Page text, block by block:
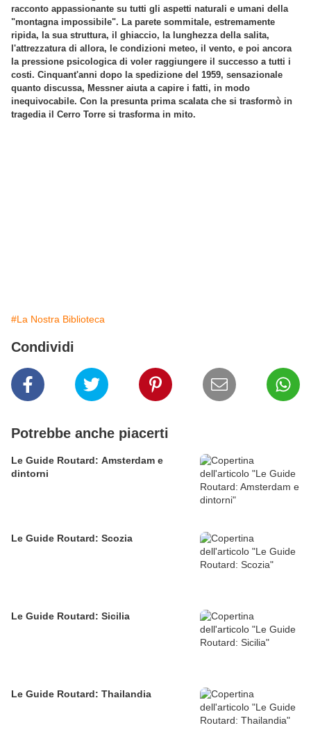
racconto appassionante su tutti gli aspetti naturali e umani della
"montagna impossibile". La parete sommitale, estremamente
ripida, la sua struttura, il ghiaccio, la lunghezza della salita,
l'attrezzatura di allora, le condizioni meteo, il vento, e poi ancora
la pressione psicologica di voler raggiungere il successo a tutti i
costi. Cinquant'anni dopo la spedizione del 1959, sensazionale
quanto discussa, Messner aiuta a capire i fatti, in modo
inequivocabile. Con la presunta prima scalata che si trasformò in
tragedia il Cerro Torre si trasforma in mito.
#La Nostra Biblioteca
Condividi
Potrebbe anche piacerti
Le Guide Routard: Amsterdam e
dintorni
Le Guide Routard: Scozia
Le Guide Routard: Sicilia
Le Guide Routard: Thailandia